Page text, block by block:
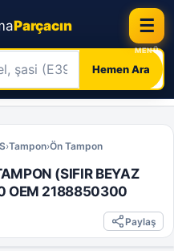
Parçacın
Hemen Ara
☰
›Tampon›Ön Tampon
(SIFIR BEYAZ
OEM 2188850300
Paylaş